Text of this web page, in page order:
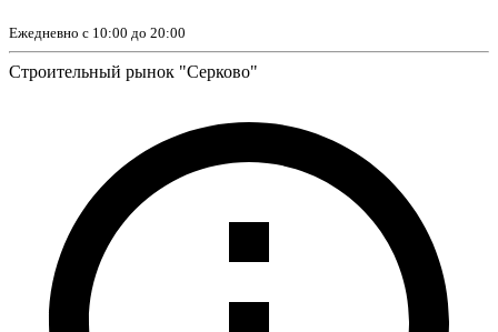
Ежедневно с 10:00 до 20:00
Строительный рынок "Серково"